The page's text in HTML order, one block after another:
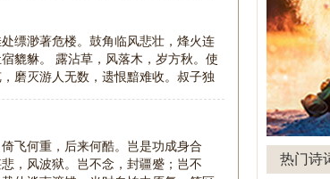
精选 小学文言文 初中文言文
百首
缥渺著危楼。鼓角临风悲壮，烽火连
貔貅。 露沾草，风落木，岁方秋。使
磨灭游人无数，遗恨黯难收。叔子独
飞何重，后来何酷。岂是功成身合
，风波狱。岂不念，封疆蹙；岂不
热门诗